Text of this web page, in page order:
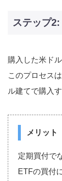
ステップ
購入した米ド
このプロセス
ル建てで購入
メリット
定期買付で
ETFの買付